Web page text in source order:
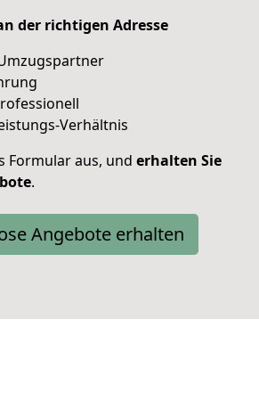
der richtigen Adresse
Verhältnis
Formular aus, und erhalten Sie
.
Angebote erhalten